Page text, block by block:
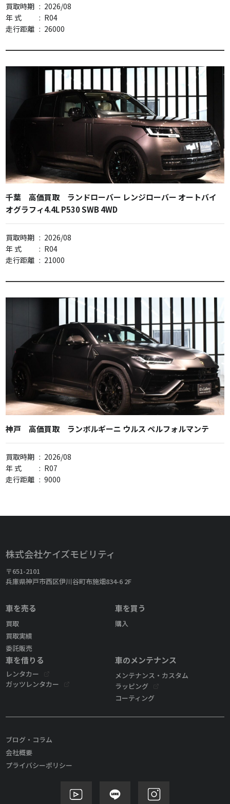
買取時期 : 2026/08
年 式
: R04
走行距離 : 26000
千葉 高価買取 ランドローバー レンジローバー オートバイ
オグラフィ4.4L P530 SWB 4WD
買取時期 : 2026/08
年 式
: R04
走行距離 : 21000
神戸 高価買取 ランボルギーニ ウルス ペルフォルマンテ
買取時期 : 2026/08
年 式
: R07
走行距離 : 9000
株式会社ケイズモビリティ
〒651-2101
兵庫県神戸市西区伊川谷町布施畑834-6 2F
車を売る
買取
買取実績
委託販売
車を買う
購入
車を借りる
レンタカー
ガッツレンタカー
車のメンテナンス
メンテナンス・カスタム
ラッピング
コーティング
ブログ・コラム
会社概要
プライバシーポリシー